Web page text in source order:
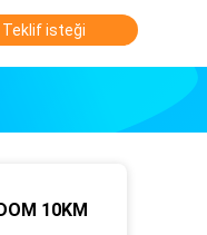
Teklif isteği
10KM